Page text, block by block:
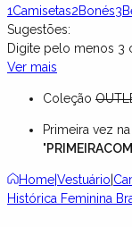
1Camisetas2Bonés3
Sugestões:
Digite pelo menos 3
Ver mais
Coleção
Primeira vez
"
HomeVestuário
Histórica Feminina